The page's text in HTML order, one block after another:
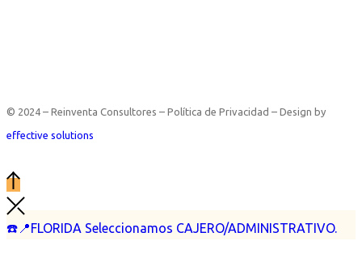
☎️📍FLORIDA Seleccionamos CAJERO/ADMINISTRATIVO.
© 2024 – Reinventa Consultores – Política de Privacidad – Design by
effective solutions